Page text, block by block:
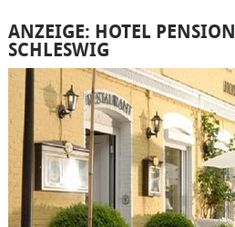
ANZEIGE: HOTEL PENSION
SCHLESWIG